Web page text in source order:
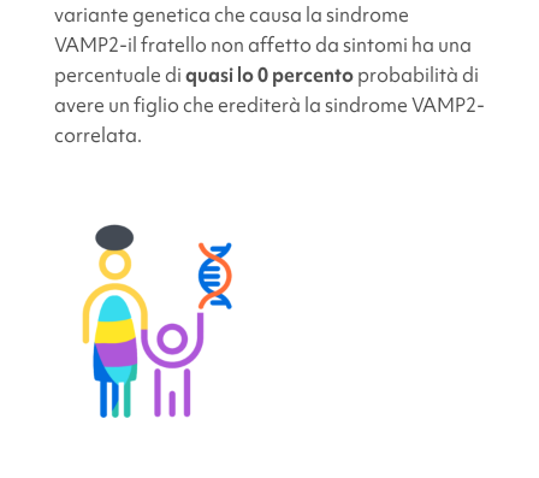
variante genetica che causa la sindrome
VAMP2-il fratello non affetto da sintomi ha una
percentuale diquasi lo 0 percentoprobabilità di
avere un figlio che erediterà la sindrome VAMP2-
correlata.